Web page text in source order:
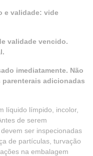
e validade: vide
validade vencido.
imediatamente. Não
parenterais adicionadas
líquido límpido, incolor,
de serem
ser inspecionadas
de partículas, turvação
na embalagem